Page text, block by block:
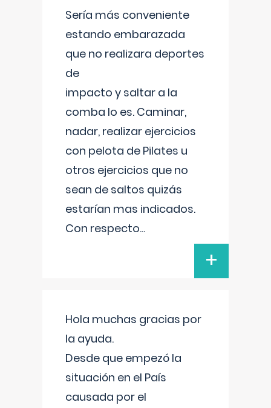
Sería más conveniente
estando embarazada
que no realizara deportes
de
impacto y saltar a la
comba lo es. Caminar,
nadar, realizar ejercicios
con pelota de Pilates u
otros ejercicios que no
sean de saltos quizás
estarían mas indicados.
Con respecto...
+
Hola muchas gracias por
la ayuda.
Desde que empezó la
situación en el País
causada por el